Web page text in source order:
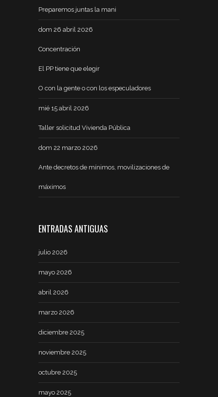
Preparemos juntas la mani
dom 26 abril 2026
Concentración
El PP tiene que elegir
O con la gente o con los especuladores
mié 15 abril 2026
Taller solicitud Vivienda Pública
dom 22 marzo 2026
Ante decretos de mínimos, movilizaciones de
máximos
ENTRADAS ANTIGUAS
julio 2026
mayo 2026
abril 2026
marzo 2026
diciembre 2025
noviembre 2025
octubre 2025
mayo 2025